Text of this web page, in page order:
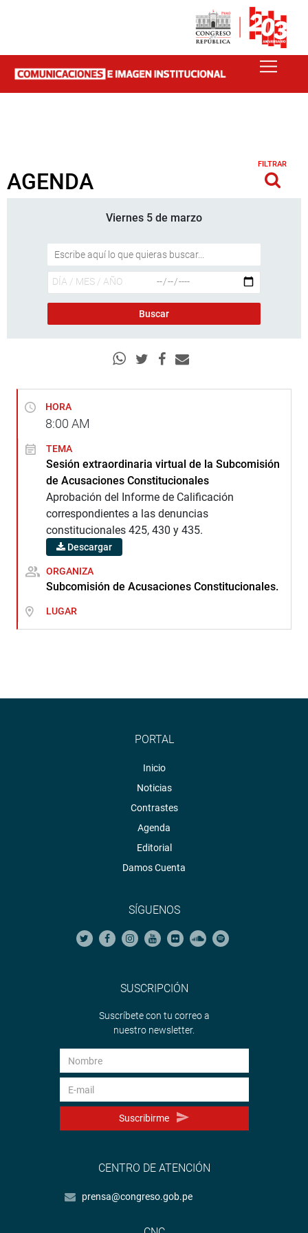
AGENDA
FILTRAR
Viernes 5 de marzo
HORA
8:00 AM
TEMA
Sesión extraordinaria virtual de la Subcomisión
de Acusaciones Constitucionales
Aprobación del Informe de Calificación
correspondientes a las denuncias
constitucionales 425, 430 y 435.
Descargar
ORGANIZA
Subcomisión de Acusaciones Constitucionales.
LUGAR
PORTAL
Inicio
Noticias
Contrastes
Agenda
Editorial
Damos Cuenta
SÍGUENOS
SUSCRIPCIÓN
Suscríbete con tu correo a
nuestro newsletter.
Suscribirme
CENTRO DE ATENCIÓN
prensa@congreso.gob.pe